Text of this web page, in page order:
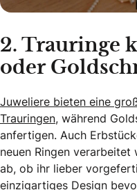
2. Trauringe
oder
Juweliere bieten eine
Trauringen, während
anfertigen. Auch
neuen Ringen
ab, ob ihr lieber
einzigartiges Design